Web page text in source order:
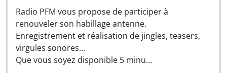
Radio PFM vous propose de participer à
renouveler son habillage antenne.
Enregistrement et réalisation de jingles, teasers,
virgules sonores...
Que vous soyez disponible 5 minu…